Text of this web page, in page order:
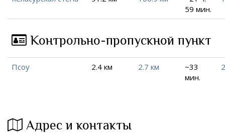
59 мин.
Контрольно-пропускной пункт
Псоу 2.4 км 2.7 км
~33
мин.
Адрес и контакты